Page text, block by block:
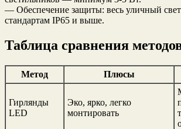
— Обеспечение защиты: весь уличный
стандартам IP65 и выше.
Таблица сравнения
Метод Плюсы
Гирлянды
LED
Эко, ярко, легко
монтировать